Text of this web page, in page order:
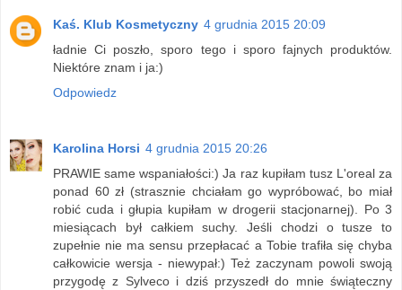
Kaś. Klub Kosmetyczny 4 grudnia 2015 20:09
ładnie Ci poszło, sporo tego i sporo fajnych produktów.
Niektóre znam i ja:)
Odpowiedz
Karolina Horsi 4 grudnia 2015 20:26
PRAWIE same wspaniałości:) Ja raz kupiłam tusz L'oreal za
ponad 60 zł (strasznie chciałam go wypróbować, bo miał
robić cuda i głupia kupiłam w drogerii stacjonarnej). Po 3
miesiącach był całkiem suchy. Jeśli chodzi o tusze to
zupełnie nie ma sensu przepłacać a Tobie trafiła się chyba
całkowicie wersja - niewypał:) Też zaczynam powoli swoją
przygodę z Sylveco i dziś przyszedł do mnie świąteczny